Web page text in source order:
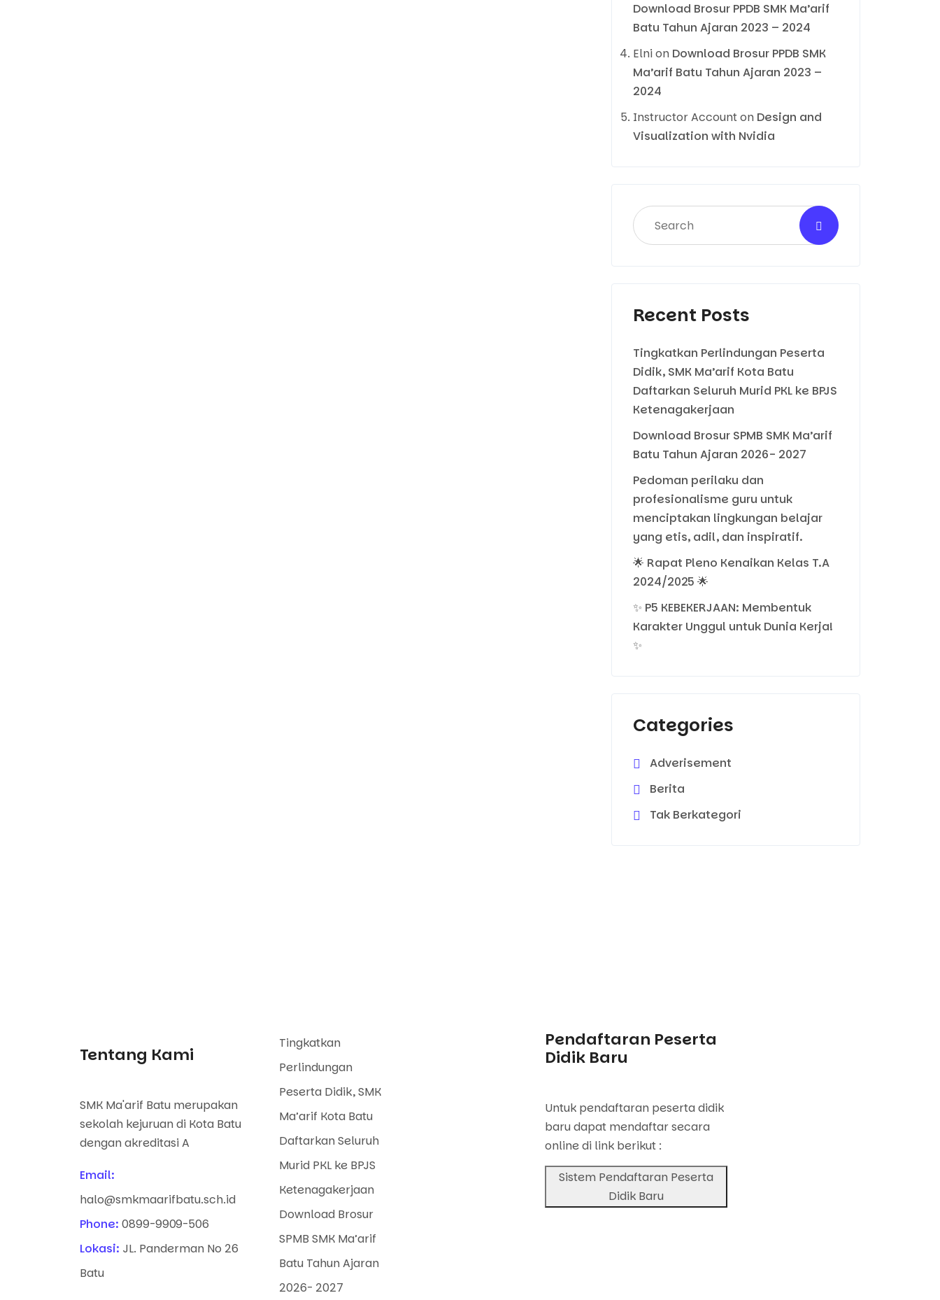
Download Brosur PPDB SMK Ma’arif
Batu Tahun Ajaran 2023 – 2024
Elnion Download Brosur PPDB SMK
Ma’arif Batu Tahun Ajaran 2023 –
2024
Instructor Accounton Design and
Visualization with Nvidia
Recent Posts
Tingkatkan Perlindungan Peserta
Didik, SMK Ma’arif Kota Batu
Daftarkan Seluruh Murid PKL ke BPJS
Ketenagakerjaan
Download Brosur SPMB SMK Ma’arif
Batu Tahun Ajaran 2026- 2027
Pedoman perilaku dan
profesionalisme guru untuk
menciptakan lingkungan belajar
yang etis, adil, dan inspiratif.
🌟 Rapat Pleno Kenaikan Kelas T.A
2024/2025 🌟
✨ P5 KEBEKERJAAN: Membentuk
Karakter Unggul untuk Dunia Kerja!
✨
Categories
Adverisement
Berita
Tak Berkategori
Tentang Kami
SMK Ma'arif Batu merupakan
sekolah kejuruan di Kota Batu
dengan akreditasi A
Email:
halo@smkmaarifbatu.sch.id
Phone: 0899-9909-506
Lokasi: JL. Panderman No 26
Batu
Tingkatkan
Perlindungan
Peserta Didik, SMK
Ma’arif Kota Batu
Daftarkan Seluruh
Murid PKL ke BPJS
Ketenagakerjaan
Download Brosur
SPMB SMK Ma’arif
Batu Tahun Ajaran
2026- 2027
Pendaftaran Peserta
Didik Baru
Untuk pendaftaran peserta didik
baru dapat mendaftar secara
online di link berikut :
Sistem Pendaftaran Peserta
Didik Baru